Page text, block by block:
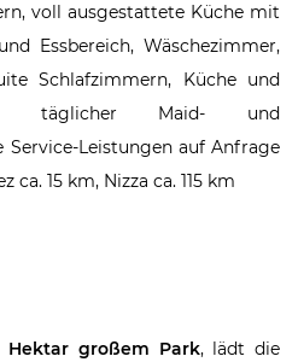
voll ausgestattete Küche mit
Essbereich, Wäschezimmer,
Schlafzimmern, Küche und
Maid- und
Service-Leistungen auf Anfrage
ca. 15 km, Nizza ca. 115 km
Hektar großem Park, lädt die